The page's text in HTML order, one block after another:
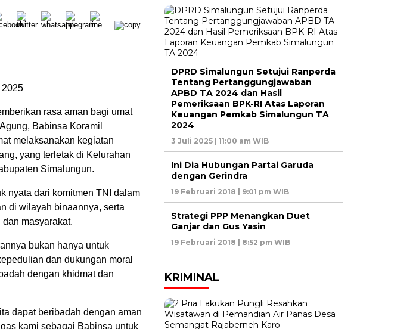
2025
rasa aman bagi umat
Babinsa Koramil
melaksanakan kegiatan
yang terletak di Kelurahan
Simalungun.
nyata dari komitmen TNI dalam
di wilayah binaannya, serta
masyarakat.
bukan hanya untuk
dan dukungan moral
dengan khidmat dan
dapat beribadah dengan aman
kami sebagai Babinsa untuk
DPRD Simalungun Setujui Ranperda
Tentang Pertanggungjawaban
APBD TA 2024 dan Hasil
Pemeriksaan BPK-RI Atas Laporan
Keuangan Pemkab Simalungun TA
2024
3 Juli 2025 | 11:00 am WIB
Ini Dia Hubungan Partai Garuda
dengan Gerindra
19 Februari 2018 | 9:01 pm WIB
Strategi PPP Menangkan Duet
Ganjar dan Gus Yasin
19 Februari 2018 | 8:52 pm WIB
KRIMINAL